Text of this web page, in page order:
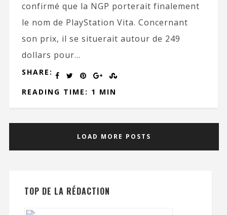
confirmé que la NGP porterait finalement
le nom de PlayStation Vita. Concernant
son prix, il se situerait autour de 249
dollars pour...
SHARE:
READING TIME: 1 MIN
LOAD MORE POSTS
TOP DE LA RÉDACTION